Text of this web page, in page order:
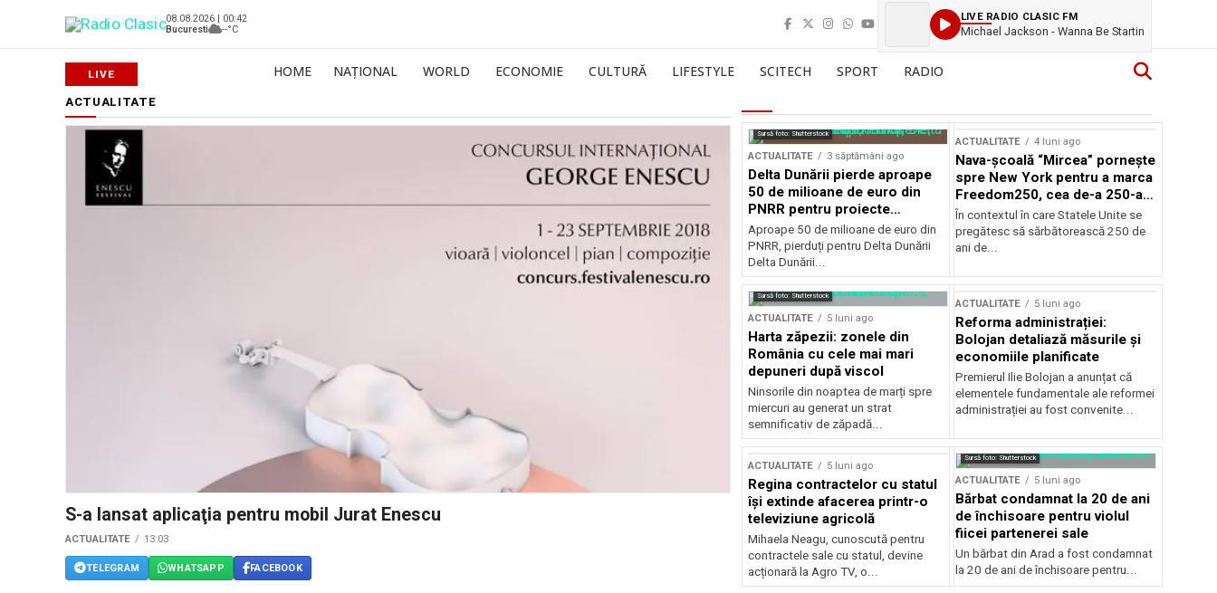
08.08.2026 | 00:42
Bucuresti
--°C
LIVE RADIO CLASIC FM
Michael Jackson - Wanna Be Startin
HOME NAȚIONAL WORLD ECONOMIE CULTURĂ LIFESTYLE SCITECH SPORT RADIO
ACTUALITATE
S-a lansat aplicaţia pentru mobil Jurat Enescu
ACTUALITATE 13:03
TELEGRAM WHATSAPP FACEBOOK
Sursă foto: Shutterstock
ACTUALITATE 3 săptămâni ago
Delta Dunării pierde aproape
50 de milioane de euro din
PNRR pentru proiecte
esențiale
Aproape 50 de milioane de euro din
PNRR, pierduți pentru Delta Dunării
Delta Dunării...
ACTUALITATE 4 luni ago
Nava-școală “Mircea” pornește
spre New York pentru a marca
Freedom250, cea de-a 250-a
aniversare a Statelor Unite
În contextul în care Statele Unite se
pregătesc să sărbătorească 250 de
ani de...
Sursă foto: Shutterstock
ACTUALITATE 5 luni ago
Harta zăpezii: zonele din
România cu cele mai mari
depuneri după viscol
Ninsorile din noaptea de marți spre
miercuri au generat un strat
semnificativ de zăpadă...
ACTUALITATE 5 luni ago
Reforma administrației:
Bolojan detaliază măsurile și
economiile planificate
Premierul Ilie Bolojan a anunțat că
elementele fundamentale ale reformei
administrației au fost convenite...
ACTUALITATE 5 luni ago
Regina contractelor cu statul
își extinde afacerea printr-o
televiziune agricolă
Mihaela Neagu, cunoscută pentru
contractele sale cu statul, devine
acționară la Agro TV, o...
Sursă foto: Shutterstock
ACTUALITATE 5 luni ago
Bărbat condamnat la 20 de ani
de închisoare pentru violul
fiicei partenerei sale
Un bărbat din Arad a fost condamnat
la 20 de ani de închisoare pentru...